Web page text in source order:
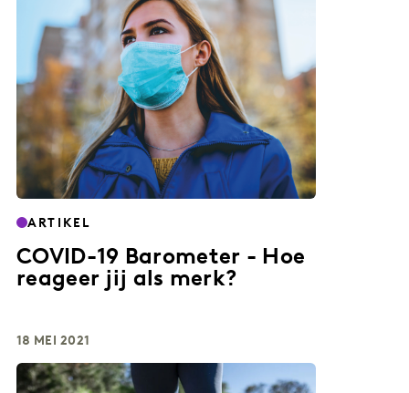
ARTIKEL
COVID-19 Barometer - Hoe
reageer jij als merk?
18 MEI 2021